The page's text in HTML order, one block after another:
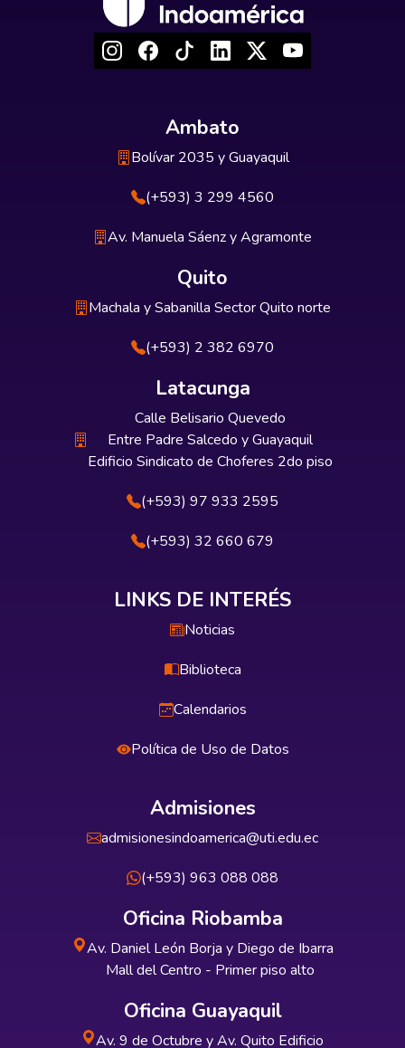
Ambato
Bolívar 2035 y Guayaquil
(+593) 3 299 4560
Av. Manuela Sáenz y Agramonte
Quito
Machala y Sabanilla Sector Quito norte
(+593) 2 382 6970
Latacunga
Calle Belisario Quevedo
Entre Padre Salcedo y Guayaquil
Edificio Sindicato de Choferes 2do piso
(+593) 97 933 2595
(+593) 32 660 679
LINKS DE INTERÉS
Noticias
Biblioteca
Calendarios
Política de Uso de Datos
Admisiones
admisionesindoamerica@uti.edu.ec
(+593) 963 088 088
Oficina Riobamba
Av. Daniel León Borja y Diego de Ibarra
Mall del Centro - Primer piso alto
Oficina Guayaquil
Av. 9 de Octubre y Av. Quito Edificio